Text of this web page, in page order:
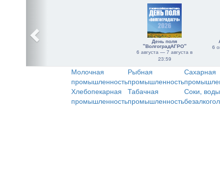
День поля
"ВолгоградАГРО"
6 августа — 7 августа в
23:59
6
Молочная
промышленность
Рыбная
промышленность
Сахарная
Хлебопекарная
промышленность
Табачная
промышленность
Соки,